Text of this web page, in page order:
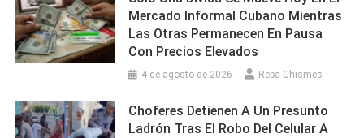
Mercado Informal Cubano Mientras
Las Otras Permanecen En Pausa
Con Precios Elevados
4 de agosto de 2026 Repa Chismes
Choferes Detienen A Un Presunto
Ladrón Tras El Robo Del Celular A